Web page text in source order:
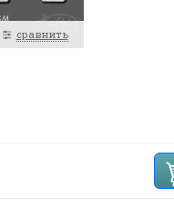
сравнить